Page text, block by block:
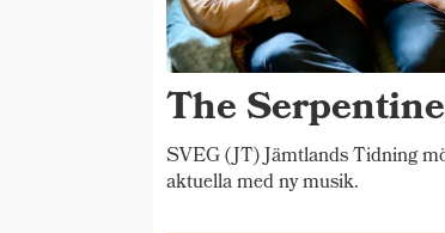
The
SVEG (JT) Jämtlands Tidning
aktuella med ny musik.